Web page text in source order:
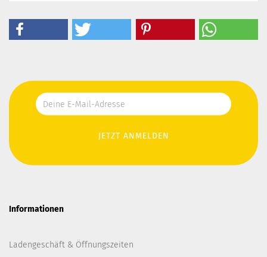
Informationen
Ladengeschäft & Öffnungszeiten